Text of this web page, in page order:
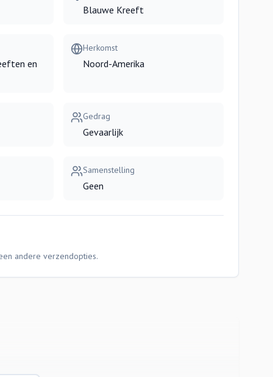
Blauwe Kreeft
en
Herkomst
Noord-Amerika
Gedrag
Gevaarlijk
Samenstelling
Geen
andere verzendopties.